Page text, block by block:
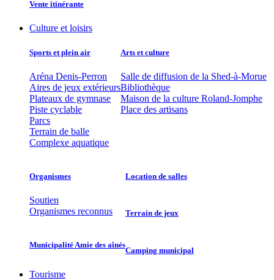
Vente itinérante
Culture et loisirs
Sports et plein air
Aréna Denis-Perron
Aires de jeux extérieurs
Plateaux de gymnase
Piste cyclable
Parcs
Terrain de balle
Complexe aquatique
Arts et culture
Salle de diffusion de la Shed-à-Morue
Bibliothèque
Maison de la culture Roland-Jomphe
Place des artisans
Organismes
Soutien
Organismes reconnus
Municipalité Amie des aînés
Location de salles
Terrain de jeux
Camping municipal
Tourisme